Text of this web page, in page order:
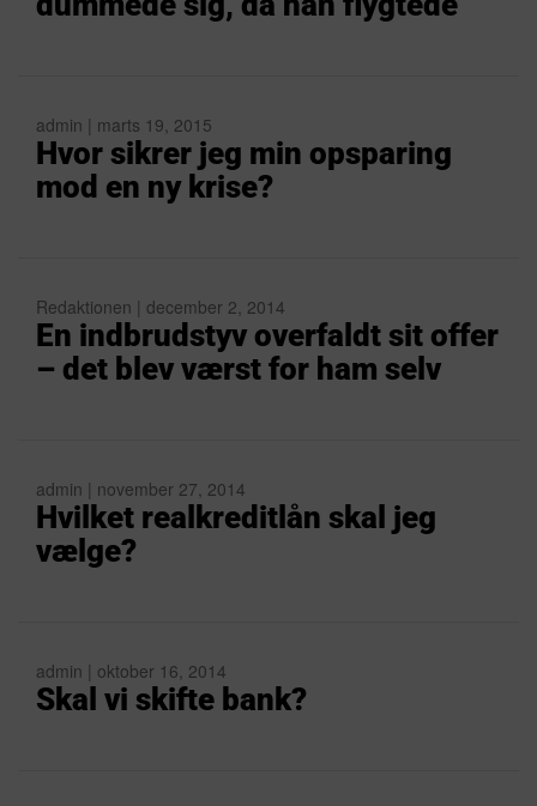
admin | marts 19, 2015
Hvor sikrer jeg min opsparing
mod en ny krise?
Redaktionen | december 2, 2014
En indbrudstyv overfaldt sit offer
– det blev værst for ham selv
admin | november 27, 2014
Hvilket realkreditlån skal jeg
vælge?
admin | oktober 16, 2014
Skal vi skifte bank?